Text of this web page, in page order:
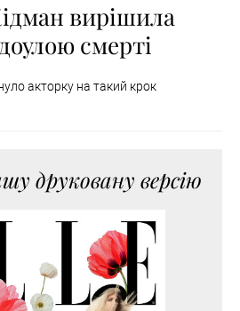
вирішила
смерті
акторку на такий крок
друковану версію